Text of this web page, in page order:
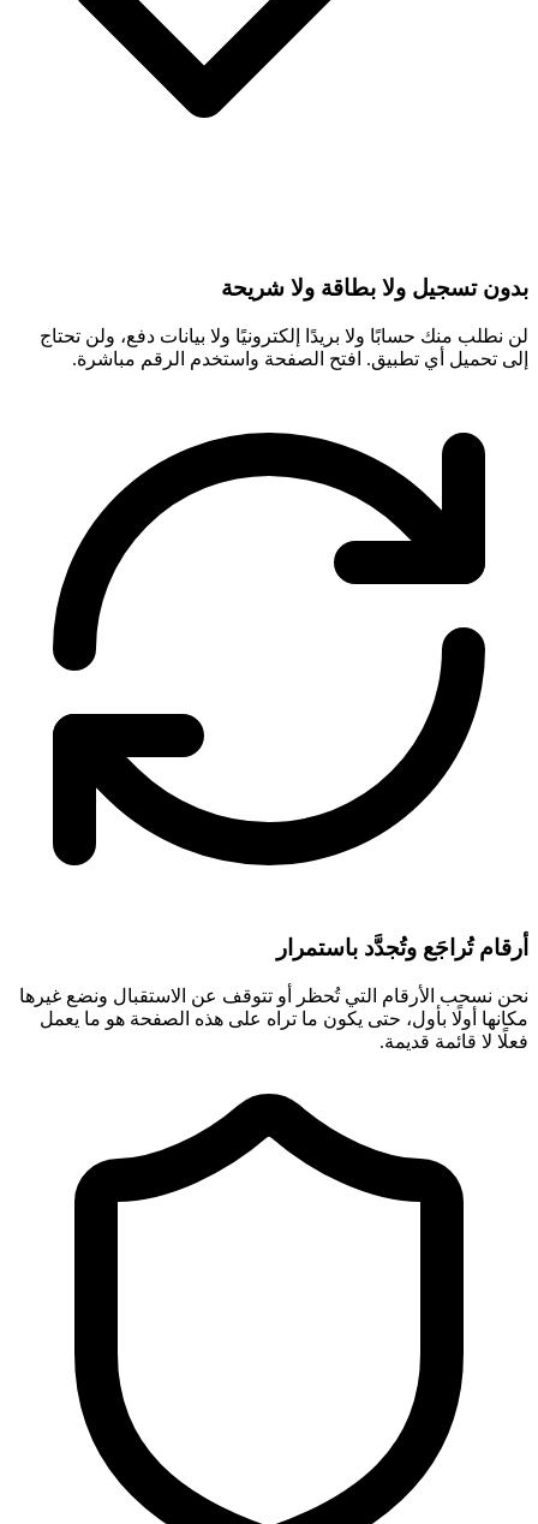
بدون تسجيل ولا بطاقة ولا شريحة
لن نطلب منك حسابًا ولا بريدًا إلكترونيًا ولا بيانات دفع، ولن تحتاج
إلى تحميل أي تطبيق. افتح الصفحة واستخدم الرقم مباشرة.
أرقام تُراجَع وتُجدَّد باستمرار
نحن نسحب الأرقام التي تُحظر أو تتوقف عن الاستقبال ونضع غيرها
مكانها أولًا بأول، حتى يكون ما تراه على هذه الصفحة هو ما يعمل
فعلًا لا قائمة قديمة.